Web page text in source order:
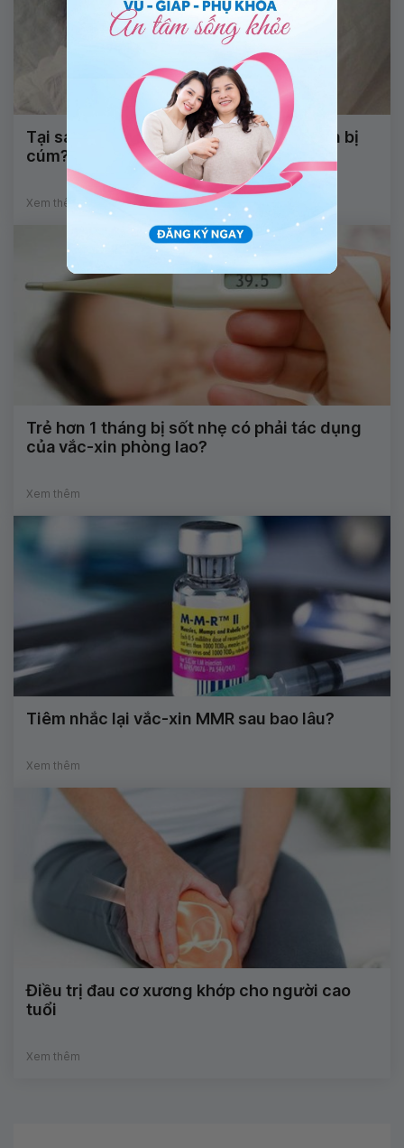
Tại sao đã tiêm vacxin cúm mũi 2 mà vẫn bị
cúm?
Xem thêm
Trẻ hơn 1 tháng bị sốt nhẹ có phải tác dụng
của vắc-xin phòng lao?
Xem thêm
Tiêm nhắc lại vắc-xin MMR sau bao lâu?
Xem thêm
Điều trị đau cơ xương khớp cho người cao
tuổi
Xem thêm